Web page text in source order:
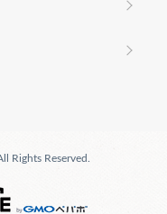
Rights Reserved.